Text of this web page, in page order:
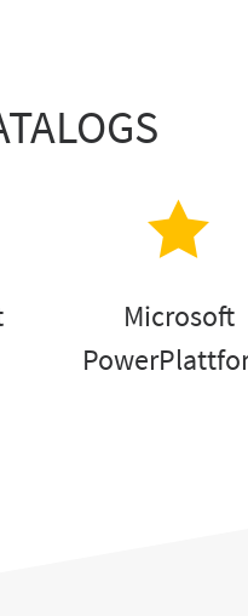
Microsoft